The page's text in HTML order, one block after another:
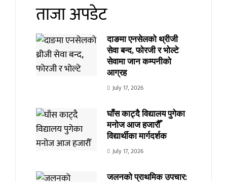
ताजा अपडेट
दाङमा एनसेलको थ्रीजी
सेवा बन्द, फोरजी र भोल्टे
सेवामा जान कम्पनीको
आग्रह
July 17, 2026
घाँस काट्दै विद्यालय पुगेका
मनोज आज हजारौँ
विद्यार्थीका मार्गदर्शक
July 17, 2026
जलनको प्राथमिक उपचार: